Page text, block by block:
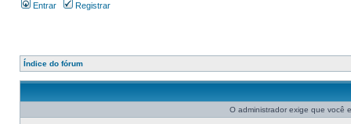
Entrar Registrar
Índice do fórum
O administrador exige que você